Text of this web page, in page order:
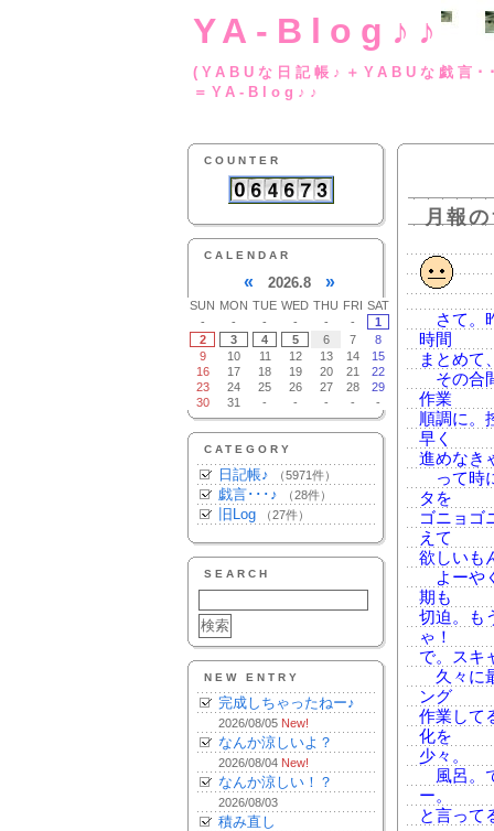
YA-Blog♪♪
(YABUな日記帳♪
＝YA-Blog♪♪
COUNTER
CALENDAR
« 2026.8 »
SUN MON TUE WED THU FRI SAT
-
- - - - -
1
2
3 4 5 6 7
8
9
10 11 12 13 14
15
16
17 18 19 20 21
22
23
24 25 26 27 28
29
30
31 - - - - -
CATEGORY
日記帳♪ （5971件）
戯言･･･♪ （28件）
旧Log （27件）
SEARCH
NEW ENTRY
完成しちゃったねー♪
2026/08/05 New!
なんか涼しいよ？
2026/08/04 New!
なんか涼しい！？
2026/08/03
積み直し
月報
さて。
時間
まとめて
その合
作業
順調に。
早く
進めなき
って時
タを
ゴニョゴ
えて
欲しいも
よーや
期も
切迫。も
ゃ！
で。スキ
久々に
ング
作業して
化を
少々。
風呂。
ー。
と言って